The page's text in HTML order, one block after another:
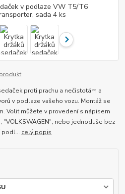
proti prachu a nečistotám a
v podlaze vašeho vozu. Montáž se
Volit můžete v provedení s nápisem
"VOLKSWAGEN", nebo jednoduše bez
podl... celý popis